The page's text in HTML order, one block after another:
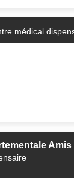
médical